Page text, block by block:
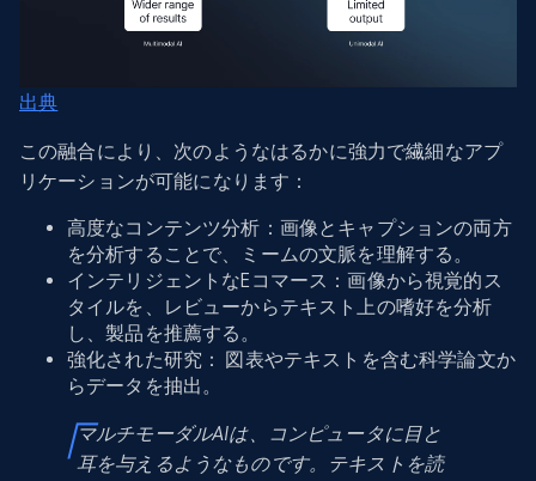
出典
この融合により、次のようなはるかに強力で繊細なアプ
リケーションが可能になります：
高度なコンテンツ分析：画像とキャプションの両方
を分析することで、ミームの文脈を理解する。
インテリジェントなEコマース：画像から視覚的ス
タイルを、レビューからテキスト上の嗜好を分析
し、製品を推薦する。
強化された研究： 図表やテキストを含む科学論文か
らデータを抽出。
マルチモーダルAIは、コンピュータに目と
耳を与えるようなものです。テキストを読